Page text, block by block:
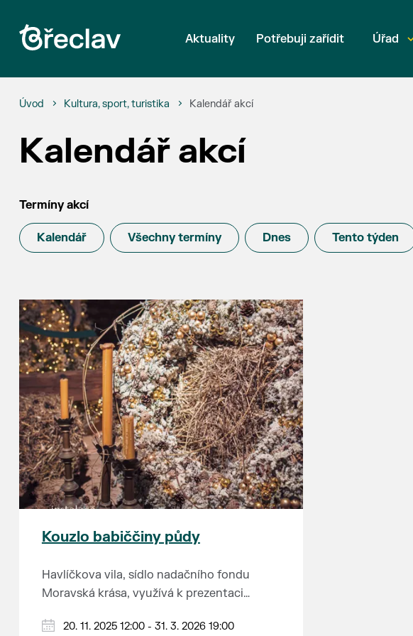
Aktuality Potřebuji zařídit Úřad
Úvod Kultura, sport, turistika Kalendář akcí
Kalendář akcí
Termíny akcí
Kalendář Všechny termíny Dnes Tento týden
Kouzlo babiččiny půdy
Havlíčkova vila, sídlo nadačního fondu
Moravská krása, využívá k prezentaci
opravdu každé volné místo. Nevěříte?
A když říkáme „na půdu vily,“ myslíme tím
20. 11. 2025 12:00 - 31. 3. 2026 19:00